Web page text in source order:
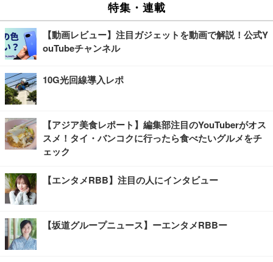
特集・連載
【動画レビュー】注目ガジェットを動画で解説！公式Y
ouTubeチャンネル
10G光回線導入レポ
【アジア美食レポート】編集部注目のYouTuberがオス
スメ！タイ・バンコクに行ったら食べたいグルメをチ
ェック
【エンタメRBB】注目の人にインタビュー
【坂道グループニュース】ーエンタメRBBー